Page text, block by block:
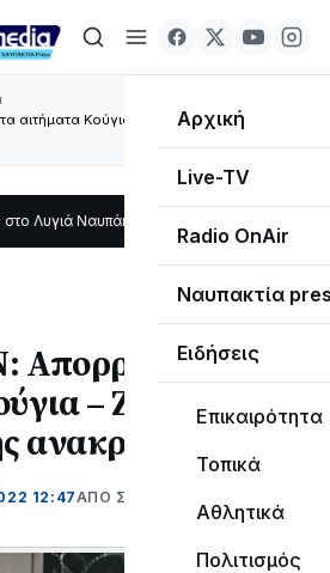
Αρχική
Live-TV
Radio OnAir
Ναυπακτία
Ειδήσεις
Επικαιρότητα
Τοπικά
Αθλητικά
Πολιτισμός
αιτήματα Κούγια – Ζήτησε εξαίρεση της
Ναυπάκτου12:08
τα
– Ζήτησε
ανακρίτριας!
12:47ΑΠΌ ΣΟΦΙΑ ΚΑΥΚΟΠΟΥΛΟΥ